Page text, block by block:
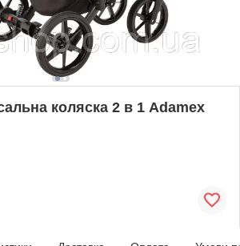
коляска 2 в 1 Adamex